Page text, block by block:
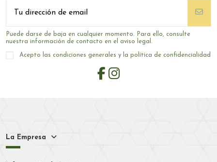
Puede darse de baja en cualquier momento. Para ello, consulte
nuestra información de contacto en el aviso legal.
Acepto las condiciones generales y la política de confidencialidad
La Empresa